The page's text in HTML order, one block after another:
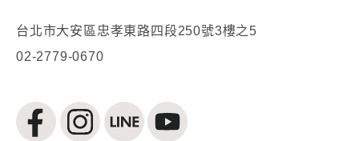
台北市大安區忠孝東路四段250號3樓之5
02-2779-0670